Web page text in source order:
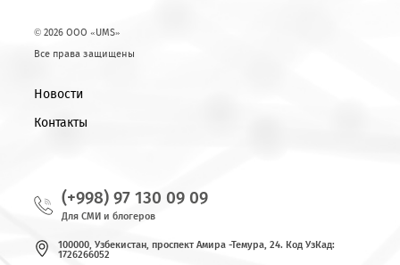
и проявляет заботу и внимание своим абонентам.